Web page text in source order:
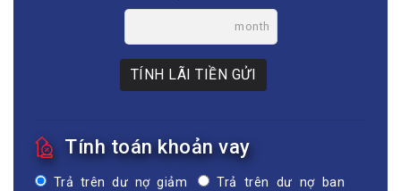
month
TÍNH LÃI TIỀN GỬI
Tính toán khoản vay
Trả trên dư nợ giảm
Trả trên dư nợ ban